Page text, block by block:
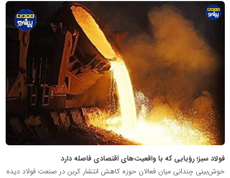
فولاد سبز؛ رؤیایی که با واقعیت‌های اقتصادی فاصله دارد
خوش‌بینی چندانی میان فعالان حوزه کاهش انتشار کربن در صنعت فولاد دیده
اطلاع
رسانی
معدن
پیشرو